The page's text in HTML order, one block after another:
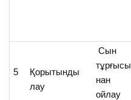
5
Қорытынды
лау
Сын
тұрғысы
нан
ойлау